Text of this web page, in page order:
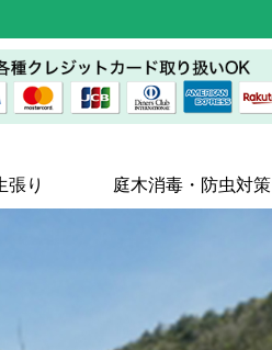
張り 庭木消毒・防虫対策